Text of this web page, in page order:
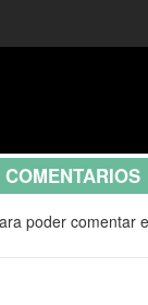
COMENTARIOS
poder comentar